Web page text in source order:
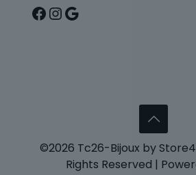
Facebook
Instagram
Google
©2026 Tc26-Bijoux by
Rights Reserved |